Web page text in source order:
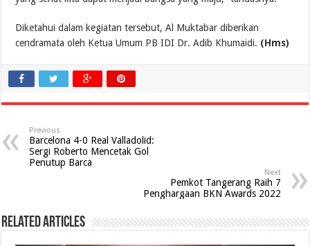
Diketahui dalam kegiatan tersebut, Al Muktabar diberikan
cendramata oleh Ketua Umum PB IDI Dr. Adib Khumaidi. (Hms)
Previous
Barcelona 4-0 Real Valladolid:
Sergi Roberto Mencetak Gol
Penutup Barca
Next
Pemkot Tangerang Raih 7
Penghargaan BKN Awards 2022
Related Articles